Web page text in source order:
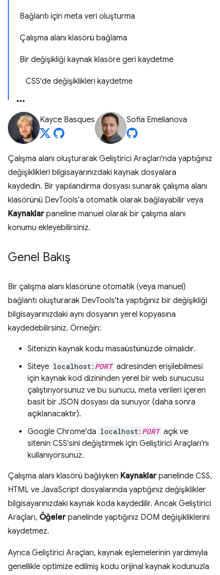
Bağlantı için meta veri oluşturma
Çalışma alanı klasörü bağlama
Bir değişikliği kaynak klasöre geri kaydetme
CSS'de değişiklikleri kaydetme
Kayce Basques Sofia Emelianova
Çalışma alanı oluşturarak Geliştirici Araçları'nda yaptığınız
değişiklikleri bilgisayarınızdaki kaynak dosyalara
kaydedin. Bir yapılandırma dosyası sunarak çalışma alanı
klasörünü DevTools'a otomatik olarak bağlayabilir veya
Kaynaklar paneline manuel olarak bir çalışma alanı
konumu ekleyebilirsiniz.
Genel Bakış
Bir çalışma alanı klasörüne otomatik (veya manuel)
bağlantı oluşturarak DevTools'ta yaptığınız bir değişikliği
bilgisayarınızdaki aynı dosyanın yerel kopyasına
kaydedebilirsiniz. Örneğin:
Sitenizin kaynak kodu masaüstünüzde olmalıdır.
Siteye localhost: PORT adresinden erişilebilmesi
için kaynak kod dizininden yerel bir web sunucusu
çalıştırıyorsunuz ve bu sunucu, meta verileri içeren
basit bir JSON dosyası da sunuyor (daha sonra
açıklanacaktır).
Google Chrome'da localhost: PORT açık ve
sitenin CSS'sini değiştirmek için Geliştirici Araçları'nı
kullanıyorsunuz.
Çalışma alanı klasörü bağlıyken Kaynaklar panelinde CSS,
HTML ve JavaScript dosyalarında yaptığınız değişiklikler
bilgisayarınızdaki kaynak koda kaydedilir. Ancak Geliştirici
Araçları, Öğeler panelinde yaptığınız DOM değişikliklerini
kaydetmez.
Ayrıca Geliştirici Araçları, kaynak eşlemelerinin yardımıyla
genellikle optimize edilmiş kodu orijinal kaynak kodunuzla